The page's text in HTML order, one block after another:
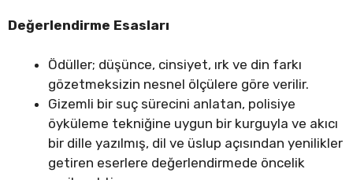
Değerlendirme Esasları
Ödüller; düşünce, cinsiyet, ırk ve din farkı
gözetmeksizin nesnel ölçülere göre verilir.
Gizemli bir suç sürecini anlatan, polisiye
öyküleme tekniğine uygun bir kurguyla ve akıcı
bir dille yazılmış, dil ve üslup açısından yenilikler
getiren eserlere değerlendirmede öncelik